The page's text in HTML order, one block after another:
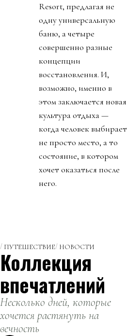
Resort, предлагая не
одну универсальную
баню, а четыре
совершенно разные
концепции
восстановления. И,
возможно, именно в
этом заключается новая
культура отдыха —
когда человек выбирает
не просто место, а то
состояние, в котором
хочет оказаться после
него.
ПУТЕШЕСТВИЕ НОВОСТИ
Коллекция
впечатлений
Несколько дней, которые
хочется растянуть на
вечность